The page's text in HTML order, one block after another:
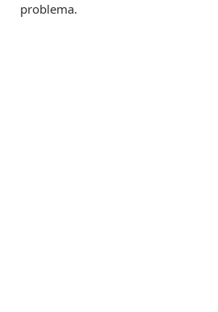
problema.